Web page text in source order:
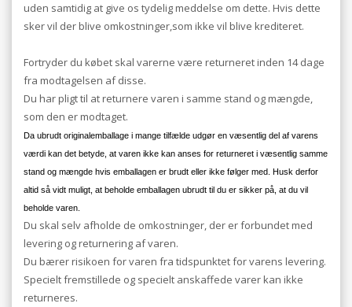
uden samtidig at give os tydelig meddelse om dette. Hvis dette
sker vil der blive omkostninger,som ikke vil blive krediteret.
Fortryder du købet skal varerne være returneret inden 14 dage
fra modtagelsen af disse.
Du har pligt til at returnere varen i samme stand og mængde,
som den er modtaget.
Da ubrudt originalemballage i mange tilfælde udgør en væsentlig del af varens
værdi kan det betyde, at varen ikke kan anses for returneret i væsentlig samme
stand og mængde hvis emballagen er brudt eller ikke følger med. Husk derfor
altid så vidt muligt, at beholde emballagen ubrudt til du er sikker på, at du vil
beholde varen.
Du skal selv afholde de omkostninger, der er forbundet med
levering og returnering af varen.
Du bærer risikoen for varen fra tidspunktet for varens levering.
Specielt fremstillede og specielt anskaffede varer kan ikke
returneres.